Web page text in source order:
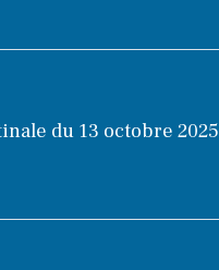
du 13 octobre 2025